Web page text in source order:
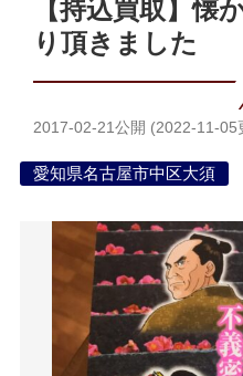
【持込買取】懐
り頂きました
2017-02-21公開 (2022-11-05
愛知県名古屋市中区大須